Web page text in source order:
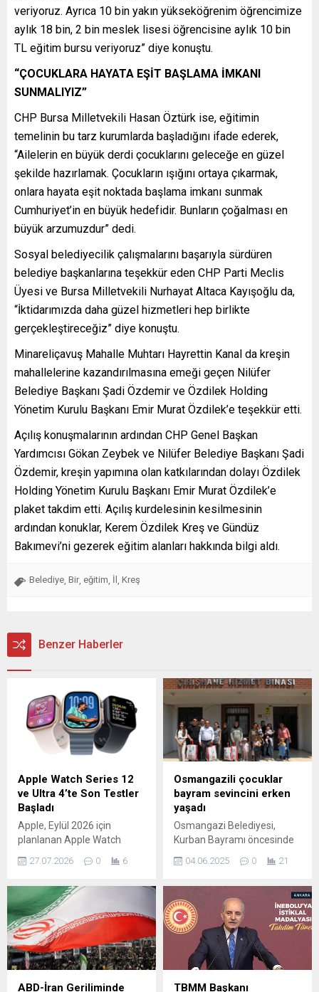
veriyoruz. Ayrıca 10 bin yakın yükseköğrenim öğrencimize
aylık 18 bin, 2 bin meslek lisesi öğrencisine aylık 10 bin
TL eğitim bursu veriyoruz” diye konuştu.
“ÇOCUKLARA HAYATA EŞİT BAŞLAMA İMKANI
SUNMALIYIZ”
CHP Bursa Milletvekili Hasan Öztürk ise, eğitimin
temelinin bu tarz kurumlarda başladığını ifade ederek,
“Ailelerin en büyük derdi çocuklarını geleceğe en güzel
şekilde hazırlamak. Çocukların ışığını ortaya çıkarmak,
onlara hayata eşit noktada başlama imkanı sunmak
Cumhuriyet’in en büyük hedefidir. Bunların çoğalması en
büyük arzumuzdur” dedi.
Sosyal belediyecilik çalışmalarını başarıyla sürdüren
belediye başkanlarına teşekkür eden CHP Parti Meclis
Üyesi ve Bursa Milletvekili Nurhayat Altaca Kayışoğlu da,
“İktidarımızda daha güzel hizmetleri hep birlikte
gerçekleştireceğiz” diye konuştu.
Minareliçavuş Mahalle Muhtarı Hayrettin Kanal da kreşin
mahallelerine kazandırılmasına emeği geçen Nilüfer
Belediye Başkanı Şadi Özdemir ve Özdilek Holding
Yönetim Kurulu Başkanı Emir Murat Özdilek’e teşekkür etti.
Açılış konuşmalarının ardından CHP Genel Başkan
Yardımcısı Gökan Zeybek ve Nilüfer Belediye Başkanı Şadi
Özdemir, kreşin yapımına olan katkılarından dolayı Özdilek
Holding Yönetim Kurulu Başkanı Emir Murat Özdilek’e
plaket takdim etti. Açılış kurdelesinin kesilmesinin
ardından konuklar, Kerem Özdilek Kreş ve Gündüz
Bakımevi’ni gezerek eğitim alanları hakkında bilgi aldı.
Belediye Bir eğitim İl Kreş
Benzer Haberler
Apple Watch Series 12
ve Ultra 4’te Son Testler
Başladı
Apple, Eylül 2026 için
planlanan Apple Watch
Series 12 ve Apple Watch
Ultra 4 modellerinin son test
saatlerin dış görünümünde
büyük değişiklikler
beklenmiyor; odak daha çok
iç donanım ve yazılım
iyileştirmelerine kaymış
durumda. İŞLEMCİ VE
PERFORMANS ODAKLI Bu
27.07.2026 0 6
Osmangazili çocuklar
bayram sevincini erken
yaşadı
Osmangazi Belediyesi,
Kurban Bayramı öncesinde
ilçede yaşayan çocukların
yüzünü güldürdü. Kırsal
sahibi ailelerin çocukları için
dağıtılan bayramlık
kıyafetler ile binlerce çocuk
çifte bayram yaşadı.
Osmangazi Belediyesi,
yaklaşan Kurban
Bayramı’nda ihtiyaç sahibi
04.06.2025 0 21
ABD-İran Geriliminde TBMM Başkanı